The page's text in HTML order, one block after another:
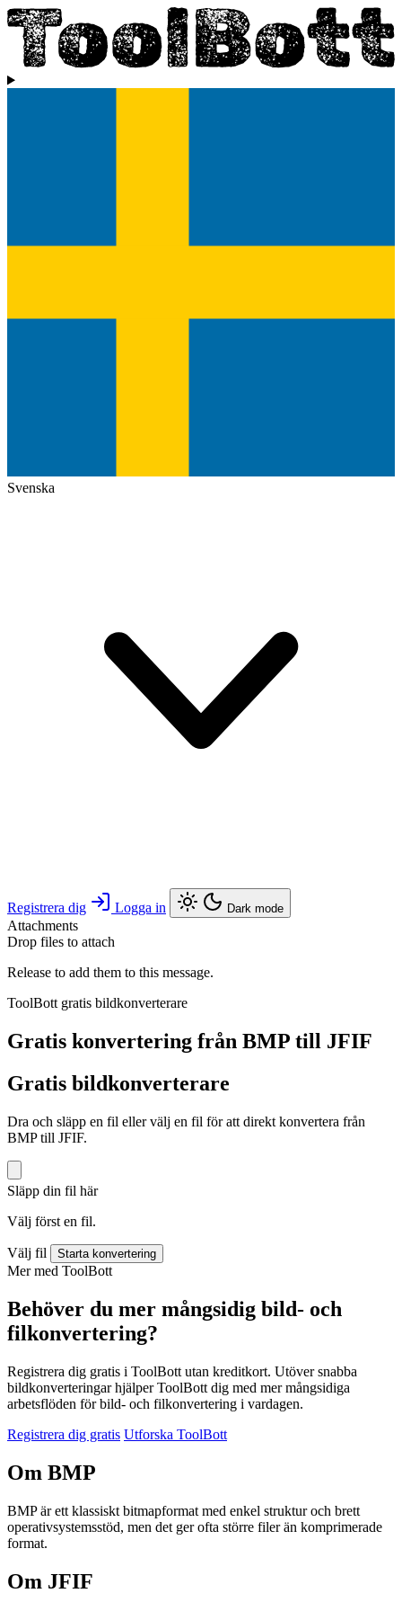
Svenska
Registrera dig Logga in Dark mode
Attachments
Drop files to attach
Release to add them to this message.
ToolBott gratis bildkonverterare
Gratis konvertering från BMP till JFIF
Gratis bildkonverterare
Dra och släpp en fil eller välj en fil för att direkt konvertera från
BMP till JFIF.
Släpp din fil här
Välj först en fil.
Välj fil Starta konvertering
Mer med ToolBott
Behöver du mer mångsidig bild- och
filkonvertering?
Registrera dig gratis i ToolBott utan kreditkort. Utöver snabba
bildkonverteringar hjälper ToolBott dig med mer mångsidiga
arbetsflöden för bild- och filkonvertering i vardagen.
Registrera dig gratis Utforska ToolBott
Om BMP
BMP är ett klassiskt bitmapformat med enkel struktur och brett
operativsystemsstöd, men det ger ofta större filer än komprimerade
format.
Om JFIF